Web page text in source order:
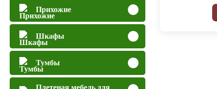
Прихожие
Шкафы
Тумбы
Плетеная мебель для